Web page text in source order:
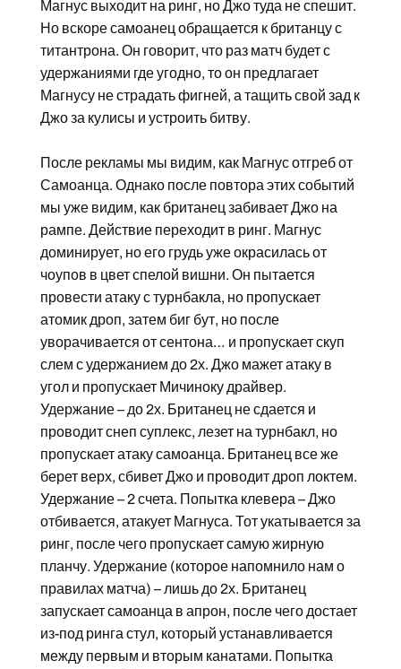
Магнус выходит на ринг, но Джо туда не спешит.
Но вскоре самоанец обращается к британцу с
титантрона. Он говорит, что раз матч будет с
удержаниями где угодно, то он предлагает
Магнусу не страдать фигней, а тащить свой зад к
Джо за кулисы и устроить битву.
После рекламы мы видим, как Магнус отгреб от
Самоанца. Однако после повтора этих событий
мы уже видим, как британец забивает Джо на
рампе. Действие переходит в ринг. Магнус
доминирует, но его грудь уже окрасилась от
чоупов в цвет спелой вишни. Он пытается
провести атаку с турнбакла, но пропускает
атомик дроп, затем биг бут, но после
уворачивается от сентона… и пропускает скуп
слем с удержанием до 2х. Джо мажет атаку в
угол и пропускает Мичиноку драйвер.
Удержание – до 2х. Британец не сдается и
проводит снеп суплекс, лезет на турнбакл, но
пропускает атаку самоанца. Британец все же
берет верх, сбивет Джо и проводит дроп локтем.
Удержание – 2 счета. Попытка клевера – Джо
отбивается, атакует Магнуса. Тот укатывается за
ринг, после чего пропускает самую жирную
планчу. Удержание (которое напомнило нам о
правилах матча) – лишь до 2х. Британец
запускает самоанца в апрон, после чего достает
из-под ринга стул, который устанавливается
между первым и вторым канатами. Попытка